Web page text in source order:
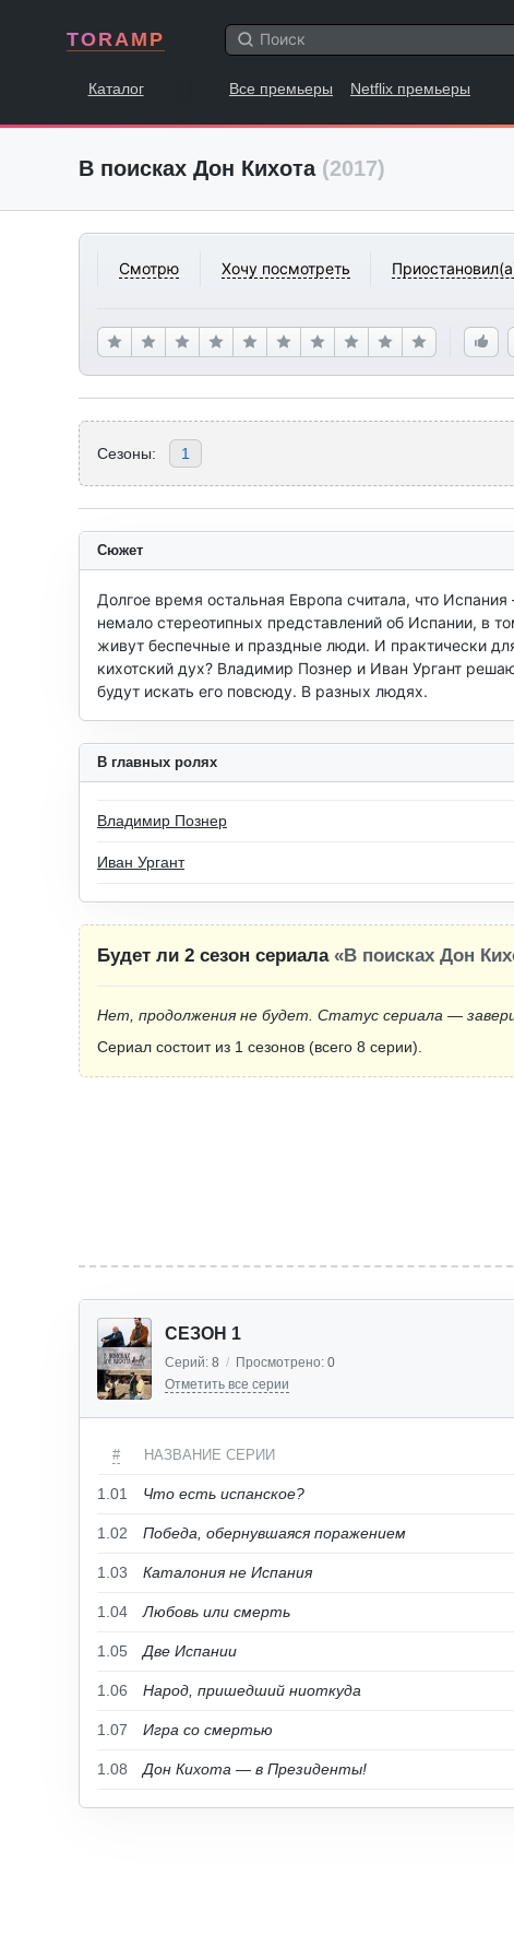
TORAMP
Каталог Все премьеры Netflix премьеры
В поисках Дон Кихота (2017)
Смотрю Хочу посмотреть
Сезоны: 1
Сюжет
Долгое время остальная Европа считала, что
немало стереотипных представлений об Испании, в
живут беспечные и праздные люди. И практически
кихотский дух? Владимир Познер и Иван Ургант
будут искать его повсюду. В разных людях.
В главных ролях
Владимир Познер
Иван Ургант
Будет ли 2 сезон сериала «В поисках Дон
Нет, продолжения не будет. Статус сериала —
Сериал состоит из 1 сезонов (всего 8 серии).
СЕЗОН 1
Серий: 8 / Просмотрено: 0
Отметить все серии
# НАЗВАНИЕ СЕРИИ
1.01 Что есть испанское?
1.02 Победа, обернувшаяся поражением
1.03 Каталония не Испания
1.04 Любовь или смерть
1.05 Две Испании
1.06 Народ, пришедший ниоткуда
1.07 Игра со смертью
1.08 Дон Кихота — в Президенты!